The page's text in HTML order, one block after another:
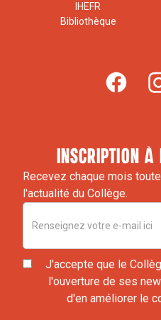
IHEFR
Bibliothèque
inscription
Recevez chaque mois
l'actualité du Collège.
J'accepte que le
l'ouverture de ses
d'en améliorer le